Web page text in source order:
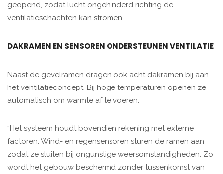
geopend, zodat lucht ongehinderd richting de
ventilatieschachten kan stromen.
DAKRAMEN EN SENSOREN ONDERSTEUNEN VENTILATIE
Naast de gevelramen dragen ook acht dakramen bij aan
het ventilatieconcept. Bij hoge temperaturen openen ze
automatisch om warmte af te voeren.
“Het systeem houdt bovendien rekening met externe
factoren. Wind- en regensensoren sturen de ramen aan
zodat ze sluiten bij ongunstige weersomstandigheden. Zo
wordt het gebouw beschermd zonder tussenkomst van